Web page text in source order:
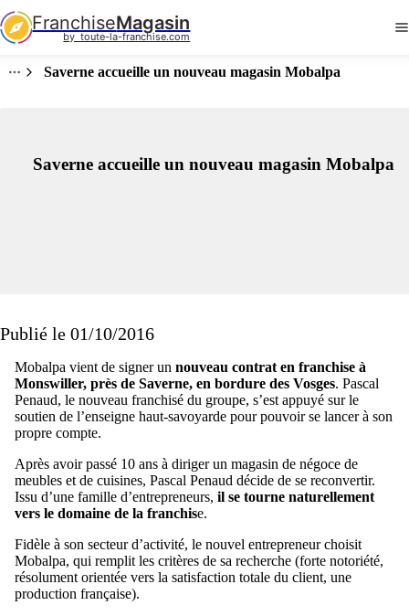
FranchiseMagasin
by  toute-la-franchise.com
Saverne accueille un nouveau magasin Mobalpa
Saverne accueille un nouveau magasin Mobalpa
Publié le 01/10/2016
Mobalpa vient de signer un nouveau contrat en franchise à
Monswiller, près de Saverne, en bordure des Vosges. Pascal
Penaud, le nouveau franchisé du groupe, s’est appuyé sur le
soutien de l’enseigne haut-savoyarde pour pouvoir se lancer à son
propre compte.
Après avoir passé 10 ans à diriger un magasin de négoce de
meubles et de cuisines, Pascal Penaud décide de se reconvertir.
Issu d’une famille d’entrepreneurs, il se tourne naturellement
vers le domaine de la franchise.
Fidèle à son secteur d’activité, le nouvel entrepreneur choisit
Mobalpa, qui remplit les critères de sa recherche (forte notoriété,
résolument orientée vers la satisfaction totale du client, une
production française).